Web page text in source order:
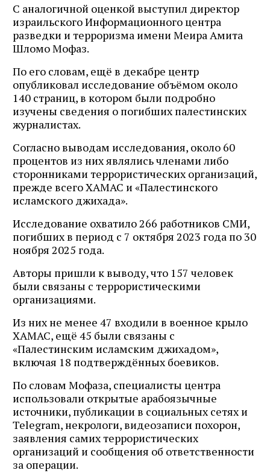
С аналогичной оценкой выступил директор
израильского Информационного центра
разведки и терроризма имени Меира Амита
Шломо Мофаз.
По его словам, ещё в декабре центр
опубликовал исследование объёмом около
140 страниц, в котором были подробно
изучены сведения о погибших палестинских
журналистах.
Согласно выводам исследования, около 60
процентов из них являлись членами либо
сторонниками террористических организаций,
прежде всего ХАМАС и «Палестинского
исламского джихада».
Исследование охватило 266 работников СМИ,
погибших в период с 7 октября 2023 года по 30
ноября 2025 года.
Авторы пришли к выводу, что 157 человек
были связаны с террористическими
организациями.
Из них не менее 47 входили в военное крыло
ХАМАС, ещё 45 были связаны с
«Палестинским исламским джихадом»,
включая 18 подтверждённых боевиков.
По словам Мофаза, специалисты центра
использовали открытые арабоязычные
источники, публикации в социальных сетях и
Telegram, некрологи, видеозаписи похорон,
заявления самих террористических
организаций и сообщения об ответственности
за операции.